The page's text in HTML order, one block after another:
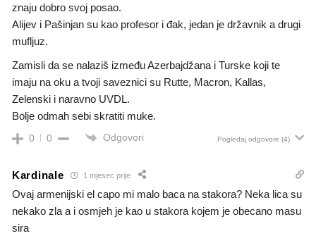
znaju dobro svoj posao.
Alijev i Pašinjan su kao profesor i đak, jedan je državnik a drugi
mufljuz.
Zamisli da se nalaziš između Azerbajdžana i Turske koji te
imaju na oku a tvoji saveznici su Rutte, Macron, Kallas,
Zelenski i naravno UVDL.
Bolje odmah sebi skratiti muke.
0 0 Odgovori Pogledaj odgovore (4)
Kardinale 1 mjesec prije
Ovaj armenijski el capo mi malo baca na stakora? Neka lica su
nekako zla a i osmjeh je kao u stakora kojem je obecano masu
sira